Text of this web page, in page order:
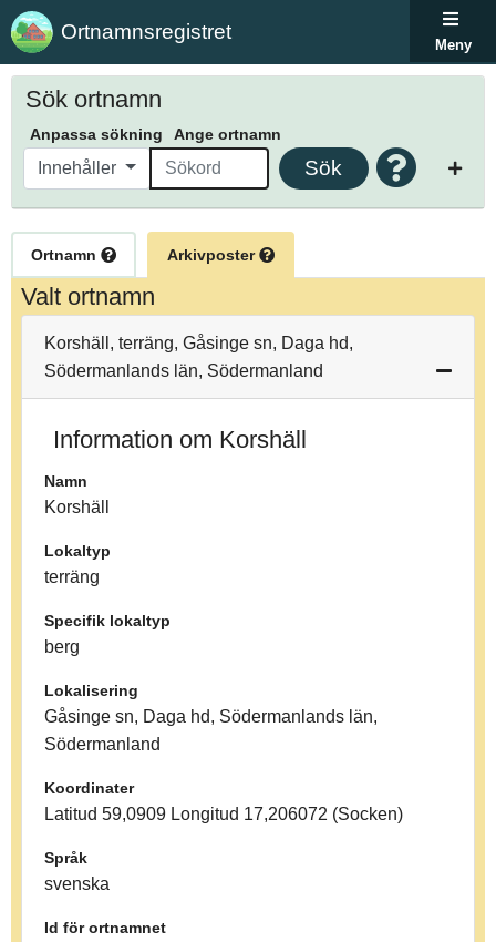
Ortnamnsregistret
Meny
Sök ortnamn
Anpassa sökning Ange ortnamn
Innehåller Sök
Ortnamn Arkivposter
Valt ortnamn
Korshäll, terräng, Gåsinge sn, Daga hd,
Södermanlands län, Södermanland
Information om Korshäll
Namn
Korshäll
Lokaltyp
terräng
Specifik lokaltyp
berg
Lokalisering
Gåsinge sn, Daga hd, Södermanlands län,
Södermanland
Koordinater
Latitud 59,0909 Longitud 17,206072 (Socken)
Språk
svenska
Id för ortnamnet